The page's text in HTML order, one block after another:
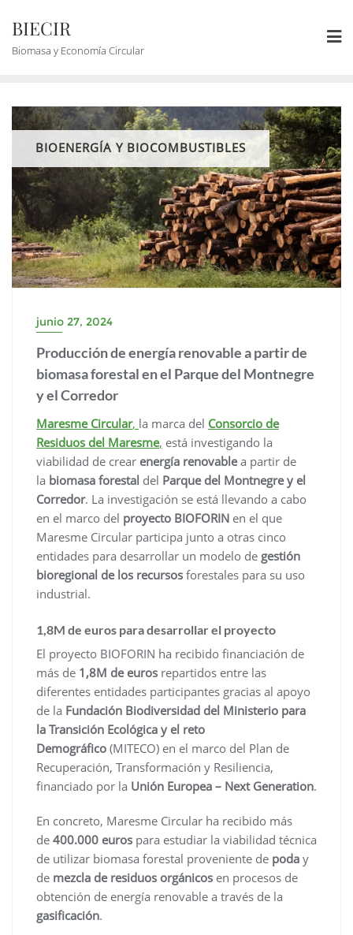
BIECIR
Biomasa y Economía Circular
BIOENERGÍA Y BIOCOMBUSTIBLES
junio 27, 2024
Producción de energía renovable a partir de
biomasa forestal en el Parque del Montnegre
y el Corredor
Maresme Circular, la marca del Consorcio de
Residuos del Maresme, está investigando la
viabilidad de crear energía renovablea partir de
la biomasa forestal del Parque del Montnegre y el
Corredor. La investigación se está llevando a cabo
en el marco del proyecto BIOFORIN en el que
Maresme Circular participa junto a otras cinco
entidades para desarrollar un modelo de gestión
bioregional de los recursos forestales para su uso
industrial.
1,8M de euros para desarrollar el proyecto
El proyecto BIOFORIN ha recibido financiación de
más de 1,8M de euros repartidos entre las
diferentes entidades participantes gracias al apoyo
de la Fundación Biodiversidad del Ministerio para
la Transición Ecológica y el reto
Demográfico (MITECO) en el marco del Plan de
Recuperación, Transformación y Resiliencia,
financiado por la Unión Europea – Next Generation.
En concreto, Maresme Circular ha recibido más
de 400.000 euros para estudiar la viabilidad técnica
de utilizar biomasa forestal proveniente de poda y
de mezcla de residuos orgánicos en procesos de
obtención de energía renovable a través de la
gasificación.